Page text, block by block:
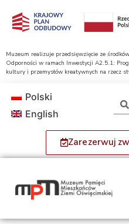
Muzeum realizuje przedsięwzięcie ze
Odporności w ramach Inwestycji A2.5.1:
kultury i przemysłów kreatywnych na rzecz
Zarezerwuj
Polski
English